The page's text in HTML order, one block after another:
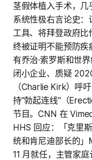
茎假体植入手术，
系统性极右言论史
工具、将拜登政府
终被证明不能预防
有乔治·索罗斯和世
闭小企业、质疑
（Charlie Kirk）呼
持"勃起连线"（
节目。CNN 在
HHS 回应：「克里
统和肯尼迪部长的
11 月就任，主管家